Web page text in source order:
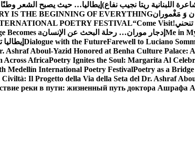
اللبنانية ريتا نجيب نفاع) إيطاليا… حيث يصبح الشعر وطنًا |
وَ مَغْمورانIS THE BEGINNING OF EVERYTHING
POETRY FESTIVAL“Come Visit
Me in إدجار موران… رحلة البحث عن الإنسانBecomes a
Dialogue with the FutureFarewell to Luciano
Ashraf Aboul-Yazid Honored at Benha Culture Palace:
Across AfricaPoetry Ignites the Soul: Margarita Al
Medellín International Poetry FestivalPoetry as a
Il Progetto della Via della Seta del Dr. Ashraf
реки в пути: жизненный путь доктора Ашрафа